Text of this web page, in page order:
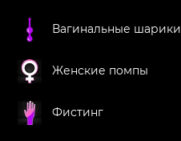
Вагинальные шарики
Женские помпы
Фистинг